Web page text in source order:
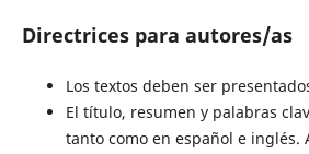
Directrices para autores/as
Los textos deben ser
El título, resumen y palabras
tanto como en español e inglés.